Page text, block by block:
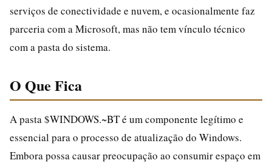
serviços de conectividade e nuvem, e ocasionalmente faz
parceria com a Microsoft, mas não tem vínculo técnico
com a pasta do sistema.
O Que Fica
A pasta $WINDOWS.~BT é um componente legítimo e
essencial para o processo de atualização do Windows.
Embora possa causar preocupação ao consumir espaço em